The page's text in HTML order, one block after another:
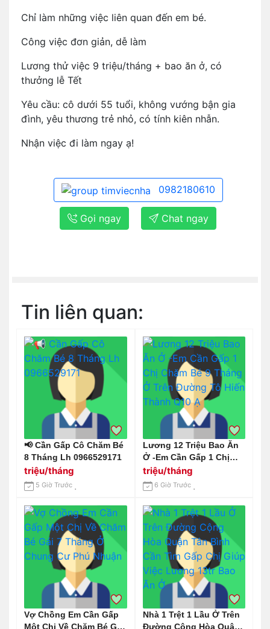
Chỉ làm những việc liên quan đến em bé.
Công việc đơn giản, dễ làm
Lương thử việc 9 triệu/tháng + bao ăn ở, có
thưởng lễ Tết
Yêu cầu: cô dưới 55 tuổi, không vướng bận gia
đình, yêu thương trẻ nhỏ, có tính kiên nhẫn.
Nhận việc đi làm ngay ạ!
0982180610
Gọi ngay Chat ngay
Tin liên quan:
📢 Cần Gấp Cô Chăm Bé
8 Tháng Lh 0966529171
triệu/tháng
5 Giờ Trước
Lương 12 Triệu Bao Ăn
Ở -Em Cần Gấp 1 Chị
Chăm Bé 9 Tháng Ở
Trên Đường Tô Hiến
Thành Q10 Ạ
triệu/tháng
6 Giờ Trước
Vợ Chồng Em Cần Gấp
Một Chị Về Chăm Bé Gái
Nhà 1 Trệt 1 Lầu Ở Trên
Đường Cộng Hòa Quận